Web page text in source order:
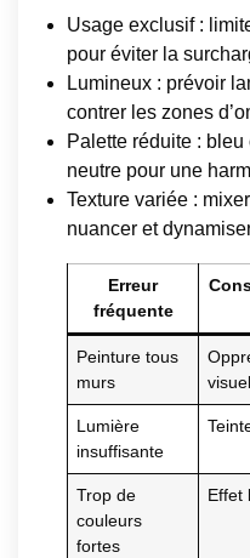
Usage exclusif :
pour éviter la
Lumineux : prévoir
contrer les zones
Palette réduite :
neutre pour une
Texture variée :
nuancer et
Erreur
fréquente
Peinture tous
murs
Lumière
insuffisante
Trop de
couleurs
fortes
Effet